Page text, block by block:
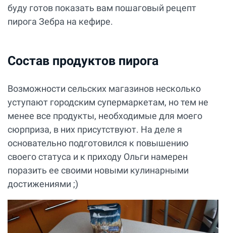
буду готов показать вам пошаговый рецепт
пирога Зебра на кефире.
Состав продуктов пирога
Возможности сельских магазинов несколько
уступают городским супермаркетам, но тем не
менее все продукты, необходимые для моего
сюрприза, в них присутствуют. На деле я
основательно подготовился к повышению
своего статуса и к приходу Ольги намерен
поразить ее своими новыми кулинарными
достижениями ;)